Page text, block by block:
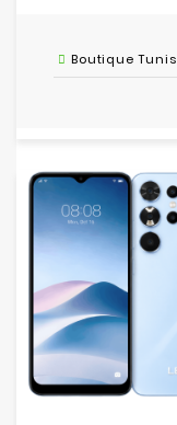
Boutique Tunis